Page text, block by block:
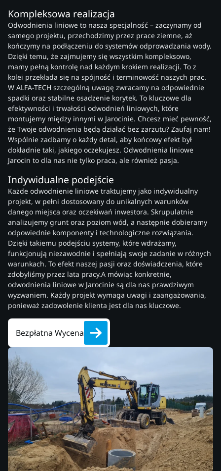
Kompleksowa realizacja
Odwodnienia liniowe to nasza specjalność – zaczynamy od
samego projektu, przechodzimy przez prace ziemne, aż
kończymy na podłączeniu do systemów odprowadzania wody.
Dzięki temu, że zajmujemy się wszystkim kompleksowo,
mamy pełną kontrolę nad każdym krokiem realizacji. To z
kolei przekłada się na spójność i terminowość naszych prac.
W ALFA-TECH szczególną uwagę zwracamy na odpowiednie
spadki oraz stabilne osadzenie korytek. To kluczowe dla
efektywności i trwałości odwodnień liniowych, które
montujemy między innymi w Jarocinie. Chcesz mieć pewność,
że Twoje odwodnienia będą działać bez zarzutu? Zaufaj nam!
Wspólnie zadbamy o każdy detal, aby końcowy efekt był
dokładnie taki, jakiego oczekujesz. Odwodnienia liniowe
Jarocin to dla nas nie tylko praca, ale również pasja.
Indywidualne podejście
Każde odwodnienie liniowe traktujemy jako indywidualny
projekt, w pełni dostosowany do unikalnych warunków
danego miejsca oraz oczekiwań inwestora. Skrupulatnie
analizujemy grunt oraz poziom wód, a następnie dobieramy
odpowiednie komponenty i technologiczne rozwiązania.
Dzięki takiemu podejściu systemy, które wdrażamy,
funkcjonują niezawodnie i spełniają swoje zadanie w różnych
warunkach. To efekt naszej pasji oraz doświadczenia, które
zdobyliśmy przez lata pracy.A mówiąc konkretnie,
odwodnienia liniowe w Jarocinie są dla nas prawdziwym
wyzwaniem. Każdy projekt wymaga uwagi i zaangażowania,
ponieważ zadowolenie klienta jest dla nas kluczowe.
Bezpłatna Wycena